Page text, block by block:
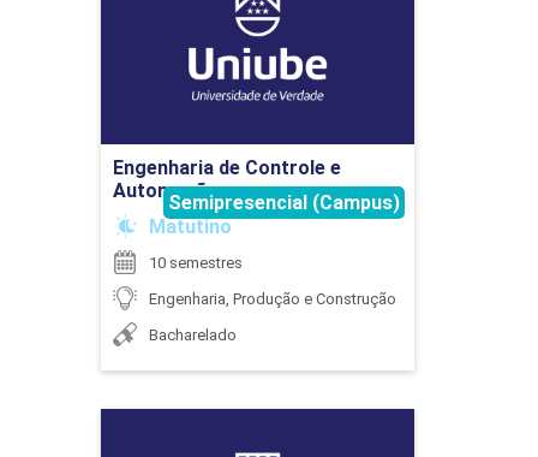
75
EXTENSÃO
75
Engenharia de Controle e
Automação
Matutino
Semipresencial (Campus)
10 semestres
Engenharia, Produção e Construção
Bacharelado
Detalhes do curso